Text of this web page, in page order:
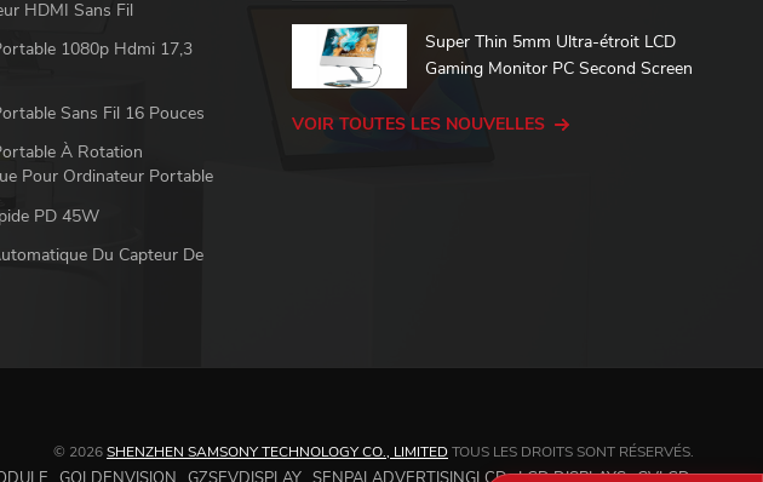
HDMI Sans Fil
1080p Hdmi 17,3
Sans Fil 16 Pouces
À Rotation
Pour Ordinateur Portable
PD 45W
Du Capteur De
Moniteur portable tactile
Super Thin 5mm Ultra-étroit LCD
Gaming Monitor PC Second Screen
VOIR TOUTES LES NOUVELLES
© 2026SHENZHEN SAMSONY TECHNOLOGY CO., LIMITED TOUS LES DROITS SONT RÉSERVÉS.